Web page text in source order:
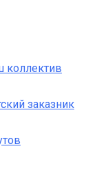
коллектив
заказник